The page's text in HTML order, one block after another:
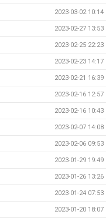
2023-03-02 10:14
2023-02-27 13:53
2023-02-25 22:23
2023-02-23 14:17
2023-02-21 16:39
2023-02-16 12:57
2023-02-16 10:43
2023-02-07 14:08
2023-02-06 09:53
2023-01-29 19:49
2023-01-26 13:26
2023-01-24 07:53
2023-01-20 18:07